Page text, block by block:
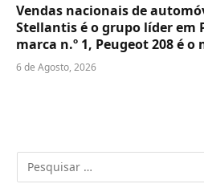
Vendas nacionais de
Stellantis é o grupo líder em
marca n.º 1, Peugeot 208 é
6 de Agosto, 2026